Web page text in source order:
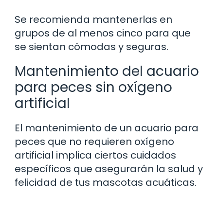
Se recomienda mantenerlas en
grupos de al menos cinco para que
se sientan cómodas y seguras.
Mantenimiento del acuario
para peces sin oxígeno
artificial
El mantenimiento de un acuario para
peces que no requieren oxígeno
artificial implica ciertos cuidados
específicos que asegurarán la salud y
felicidad de tus mascotas acuáticas.